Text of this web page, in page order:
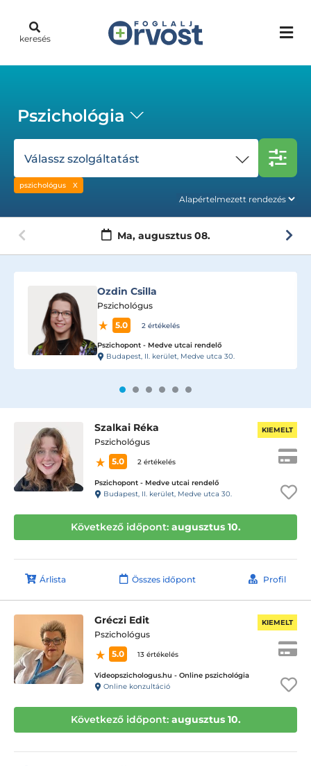
keresés
Pszichológia
Válassz szolgáltatást
pszichológus
Ma, augusztus 08.
Csizmadia Csilla
Pszichológus
5.0
2 értékelés
Pszichopont - Medve utcai rendelő
Budapest, II. kerület, Medve utca 30.
Szalkai Réka
Pszichológus
5.0
2 értékelés
Pszichopont - Medve utcai rendelő
Budapest, II. kerület, Medve utca 30.
KIEMELT
Következő időpont: augusztus 10.
Árlista Összes időpont Profil
Gréczi Edit
Pszichológus
5.0
13 értékelés
Videopszichologus.hu - Online pszichológia
Online konzultáció
KIEMELT
Következő időpont: augusztus 10.